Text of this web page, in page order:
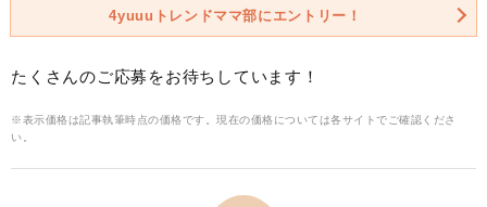
4yuuuトレンドママ部にエントリー！
たくさんのご応募をお待ちしています！
※表示価格は記事執筆時点の価格です。現在の価格については各サイトでご確認くださ
い。